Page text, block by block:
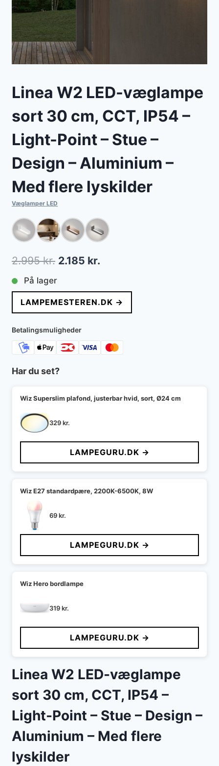
Linea W2 LED-væglampe
sort 30 cm, CCT, IP54 –
Light-Point – Stue –
Design – Aluminium –
Med flere lyskilder
Væglamper LED
2.995kr. Den
pris
var:
2.995 kr..
2.185 kr.
pris
er:
På lager
LAMPEMESTEREN.DK →
Betalingsmuligheder
Har du set?
Wiz Superslim plafond, justerbar hvid, sort, Ø24 cm
329kr.
LAMPEGURU.DK →
Wiz E27 standardpære, 2200K-6500K, 8W
69kr.
LAMPEGURU.DK →
Wiz Hero bordlampe
319kr.
LAMPEGURU.DK →
Linea W2 LED-væglampe
sort 30 cm, CCT, IP54 –
Light-Point – Stue – Design –
Aluminium – Med flere
lyskilder